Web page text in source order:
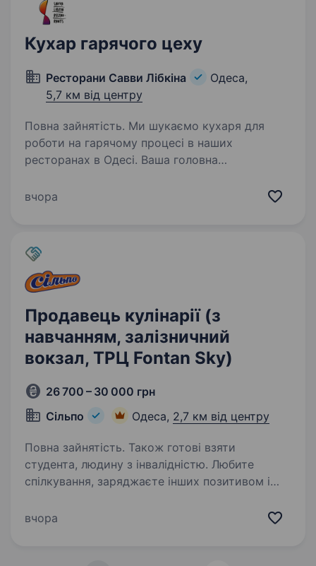
Кухар гарячого цеху
Ресторани Савви Лібкіна
Одеса,
5,7 км від центру
Повна зайнятість. Ми шукаємо кухаря для
роботи на гарячому процесі в наших
ресторанах в Одесі. Ваша головна
страв згідно зі стандартами якості компанії.
вчора
Продавець кулінарії (з
навчанням, залізничний
вокзал, ТРЦ Fontan Sky)
26 700 – 30 000 грн
Сільпо
Одеса, 2,7 км від центру
Повна зайнятість. Також готові взяти
студента, людину з інвалідністю. Любите
спілкування, заряджаєте інших позитивом і
— це не просто робота, а місце, де кожен день
вчора